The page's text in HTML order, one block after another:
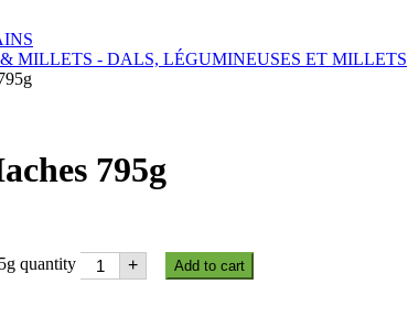
MILLETS - DALS, LÉGUMINEUSES ET MILLETS
795g
quantity + Add to cart